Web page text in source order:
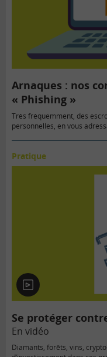
Arnaques : nos
« Phishing »
Très fréquemment, des
personnelles, en vous
Pratique
En
vidéo
Se protéger
En vidéo
Diamants, forêts, vins,